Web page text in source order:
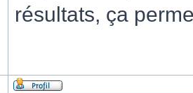
résultats, ça